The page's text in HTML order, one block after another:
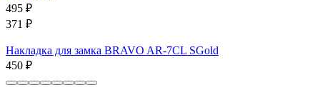
495 ₽
371 ₽
Накладка для замка BRAVO AR-7CL SGold
450 ₽